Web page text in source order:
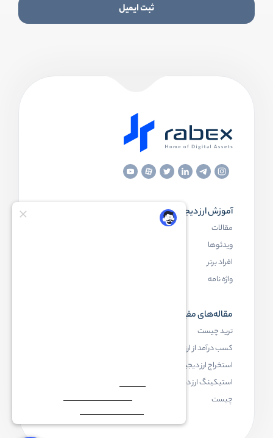
ثبت ایمیل
آموزش ارز دیجیتال
مقالات
ویدئوها
افراد برتر
واژه نامه
مقاله‌های مفید
ترید چیست
کسب درآمد از ارز دیجیتال
استخراج ارز دیجیتال چیست
استیکینگ ارز دیجیتال
چیست